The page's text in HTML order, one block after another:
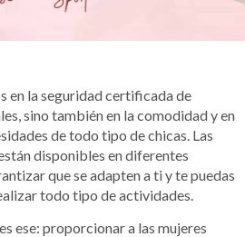
en la seguridad certificada de
sino también en la comodidad y en
de todo tipo de chicas. Las
disponibles en diferentes
que se adapten a ti y te puedas
todo tipo de actividades.
ese: proporcionar a las mujeres